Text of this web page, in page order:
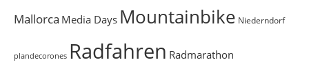
Mallorca Media Days Mountainbike Niederndorf
plandecorones Radfahren Radmarathon